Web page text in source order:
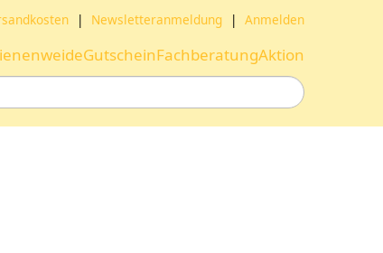
| Newsletteranmeldung | Anmelden
GutscheinFachberatungAktion